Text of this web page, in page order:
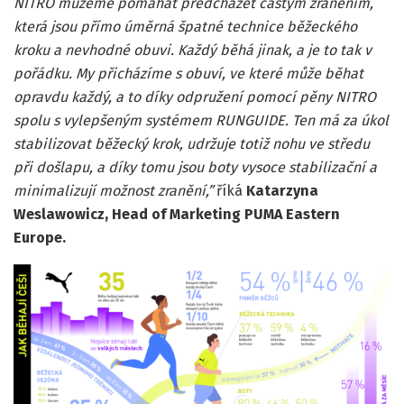
která jsou přímo úměrná špatné technice běžeckého
kroku a nevhodné obuvi. Každý běhá jinak, a je to tak v
pořádku. My přicházíme s obuví, ve které může běhat
opravdu každý, a to díky odpružení pomocí pěny NITRO
spolu s vylepšeným systémem RUNGUIDE. Ten má za úkol
stabilizovat běžecký krok, udržuje totiž nohu ve středu
při došlapu, a díky tomu jsou boty vysoce stabilizační a
minimalizují možnost zranění,”říká Katarzyna
Weslawowicz, Head of Marketing PUMA Eastern
Europe.